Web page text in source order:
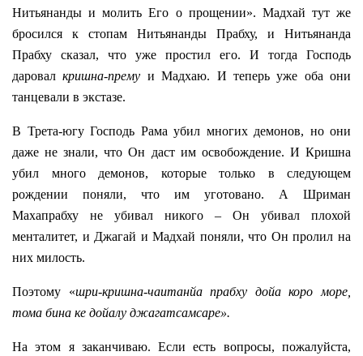
Нитьянанды и молить Его о прощении». Мадхай тут же
бросился к стопам Нитьянанды Прабху, и Нитьянанда
Прабху сказал, что уже простил его. И тогда Господь
даровалкришна-прему и Мадхаю. И теперь уже оба они
танцевали в экстазе.
В Трета-югу Господь Рама убил многих демонов, но они
даже не знали, что Он даст им освобождение. И Кришна
убил много демонов, которые только в следующем
рождении поняли, что им уготовано. А Шриман
Махапрабху не убивал никого – Он убивал плохой
менталитет, и Джагай и Мадхай поняли, что Он пролил на
них милость.
Поэтому «шри-кришна-чаитанйа прабху дойа коро море,
тома бина ке дойалу джагатсамсаре».
На этом я заканчиваю. Если есть вопросы, пожалуйста,